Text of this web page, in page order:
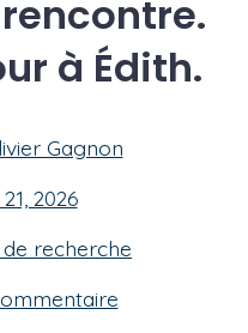
à Édith.
Gagnon
2026
recherche
sur
[chronique]